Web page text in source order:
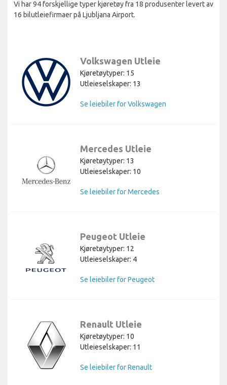
Vi har 94 forskjellige typer kjøretøy fra 18 produsenter levert av
16 bilutleiefirmaer på Ljubljana Airport.
Volkswagen Utleie
Kjøretøytyper: 15
Utleieselskaper: 13
Se leiebiler for Volkswagen
Mercedes Utleie
Kjøretøytyper: 13
Utleieselskaper: 10
Se leiebiler for Mercedes
Peugeot Utleie
Kjøretøytyper: 12
Utleieselskaper: 4
Se leiebiler for Peugeot
Renault Utleie
Kjøretøytyper: 10
Utleieselskaper: 11
Se leiebiler for Renault